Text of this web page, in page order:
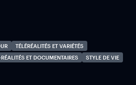
TÉLÉRÉALITÉS ET VARIÉTÉS
ET DOCUMENTAIRES
STYLE DE VIE